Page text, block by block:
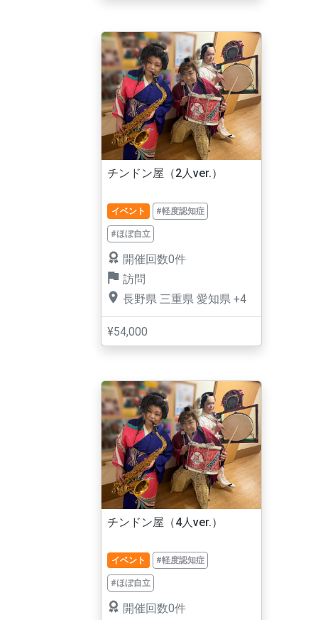
チンドン屋（2人ver.）
イベント #軽度認知症
#ほぼ自立
開催回数0件
訪問
長野県 三重県 愛知県 +4
¥54,000
チンドン屋（4人ver.）
イベント #軽度認知症
#ほぼ自立
開催回数0件